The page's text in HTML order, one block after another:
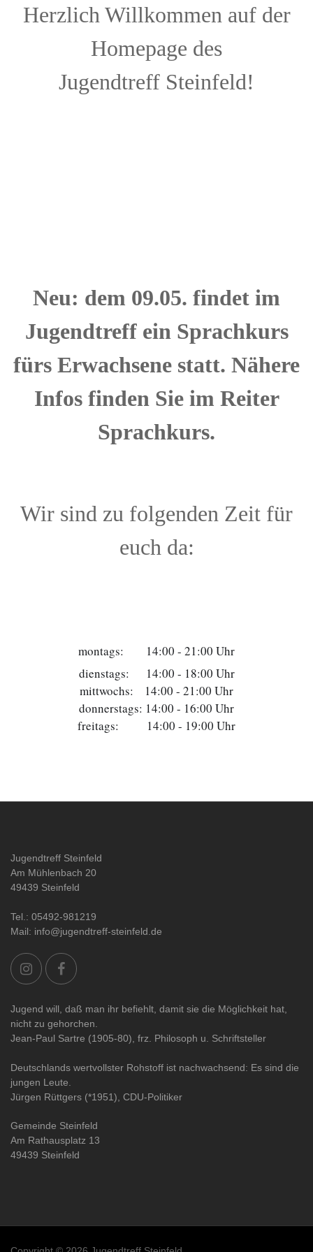
Herzlich Willkommen auf der
Homepage des
Jugendtreff Steinfeld!
Neu: dem 09.05. findet im
Jugendtreff ein Sprachkurs
fürs Erwachsene statt. Nähere
Infos finden Sie im Reiter
Sprachkurs.
Wir sind zu folgenden Zeit für
euch da:
montags:        14:00 - 21:00 Uhr
dienstags:      14:00 - 18:00 Uhr
mittwochs:    14:00 - 21:00 Uhr
donnerstags: 14:00 - 16:00 Uhr
freitags:          14:00 - 19:00 Uhr
Jugendtreff Steinfeld
Am Mühlenbach 20
49439 Steinfeld
Tel.: 05492-981219
Mail: info@jugendtreff-steinfeld.de
Jugend will, daß man ihr befiehlt, damit sie die Möglichkeit hat,
nicht zu gehorchen.
Jean-Paul Sartre (1905-80), frz. Philosoph u. Schriftsteller
Deutschlands wertvollster Rohstoff ist nachwachsend: Es sind die
jungen Leute.
Jürgen Rüttgers (*1951), CDU-Politiker
Gemeinde Steinfeld
Am Rathausplatz 13
49439 Steinfeld